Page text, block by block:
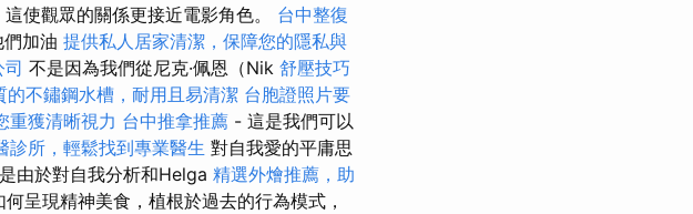
這使觀眾的關係更接近電影角色。 台中整復
加油 提供私人居家清潔，保障您的隱私與
不是因為我們從尼克·佩恩（Nik 舒壓技巧
的不鏽鋼水槽，耐用且易清潔 台胞證照片要
重獲清晰視力 台中推拿推薦 - 這是我們可以
診所，輕鬆找到專業醫生 對自我愛的平庸思
由於對自我分析和Helga 精選外燴推薦，助
呈現精神美食，植根於過去的行為模式，